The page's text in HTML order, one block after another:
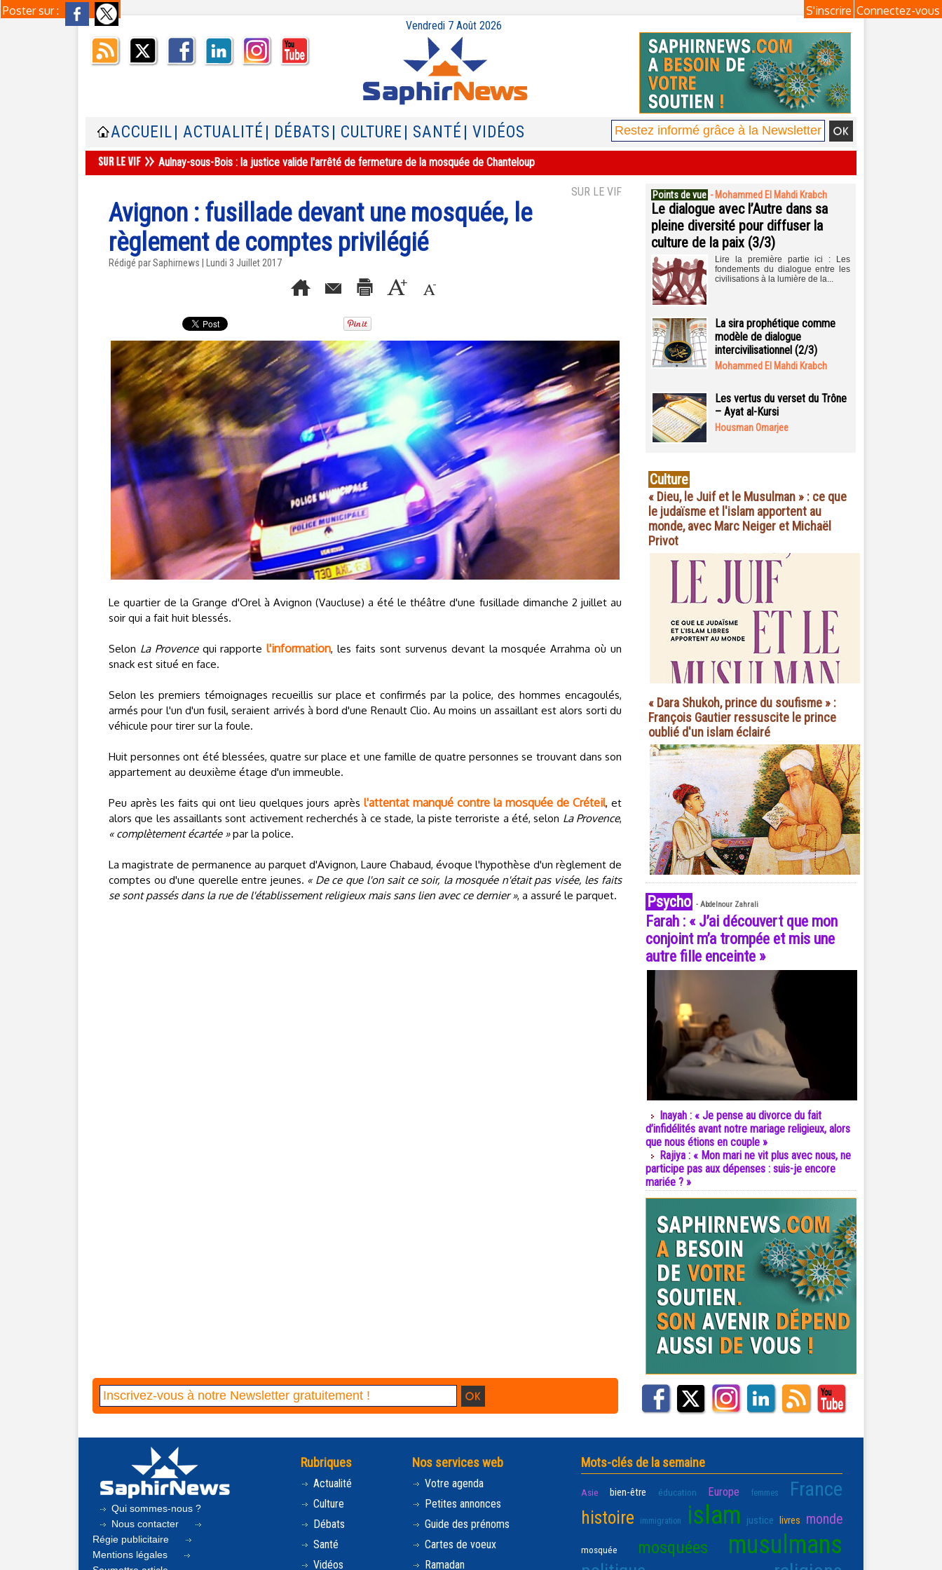
Poster sur : Connectez-vous
S'inscrire
Vendredi 7 Août 2026
ACCUEIL | ACTUALITÉ | DÉBATS | CULTURE | SANTÉ | VIDÉOS
Aulnay-sous-Bois : la justice valide l'arrêté de fermeture de la mosquée de Chanteloup
SUR LE VIF
Avignon : fusillade devant une mosquée, le
règlement de comptes privilégié
Rédigé par Saphirnews | Lundi 3 Juillet 2017
Le quartier de la Grange d'Orel à Avignon (Vaucluse) a été le théâtre d'une fusillade dimanche 2 juillet au
soir qui a fait huit blessés.
Selon La Provencequi rapportel'information, les faits sont survenus devant la mosquée Arrahma où un
snack est situé en face.
Selon les premiers témoignages recueillis sur place et confirmés par la police, des hommes encagoulés,
armés pour l'un d'un fusil, seraient arrivés à bord d'une Renault Clio. Au moins un assaillant est alors sorti du
véhicule pour tirer sur la foule.
Huit personnes ont été blessées, quatre sur place et une famille de quatre personnes se trouvant dans son
appartement au deuxième étage d'un immeuble.
Peu après les faits qui ont lieu quelques jours après l'attentat manqué contre la mosquée de Créteil, et
alors que les assaillants sont activement recherchés à ce stade, la piste terroriste a été, selon La Provence,
« complètement écartée »par la police.
La magistrate de permanence au parquet d'Avignon, Laure Chabaud, évoque l'hypothèse d'un règlement de
comptes ou d'une querelle entre jeunes. « De ce que l'on sait ce soir, la mosquée n'était pas visée, les faits
se sont passés dans la rue de l'établissement religieux mais sans lien avec ce dernier », a assuré le parquet.
Points de vue - Mohammed El Mahdi Krabch
Le dialogue avec l’Autre dans sa
pleine diversité pour diffuser la
culture de la paix (3/3)
Lire la première partie ici : Les
fondements du dialogue entre les
civilisations à la lumière de la...
La sira prophétique comme
modèle de dialogue
intercivilisationnel (2/3)
Mohammed El Mahdi Krabch
Les vertus du verset du Trône
– Ayat al-Kursi
Housman Omarjee
Culture
« Dieu, le Juif et le Musulman » : ce que
le judaïsme et l'islam apportent au
monde, avec Marc Neiger et Michaël
Privot
« Dara Shukoh, prince du soufisme » :
François Gautier ressuscite le prince
oublié d'un islam éclairé
Psycho - Abdelnour Zahrali
Farah : « J’ai découvert que mon
conjoint m’a trompée et mis une
autre fille enceinte »
Inayah : « Je pense au divorce du fait
d’infidélités avant notre mariage religieux, alors
que nous étions en couple »
Rajiya : « Mon mari ne vit plus avec nous, ne
participe pas aux dépenses : suis-je encore
mariée ? »
Qui sommes-nous ?
Nous contacter
Régie publicitaire
Mentions légales
Rubriques
Actualité
Culture
Débats
Santé
Vidéos
Nos services web
Votre agenda
Petites annonces
Guide des prénoms
Cartes de voeux
Ramadan
Mots-clés de la semaine
Asie bien-être éducation Europe femmes France
histoire immigration islam justice livres monde
mosquée mosquées musulmans